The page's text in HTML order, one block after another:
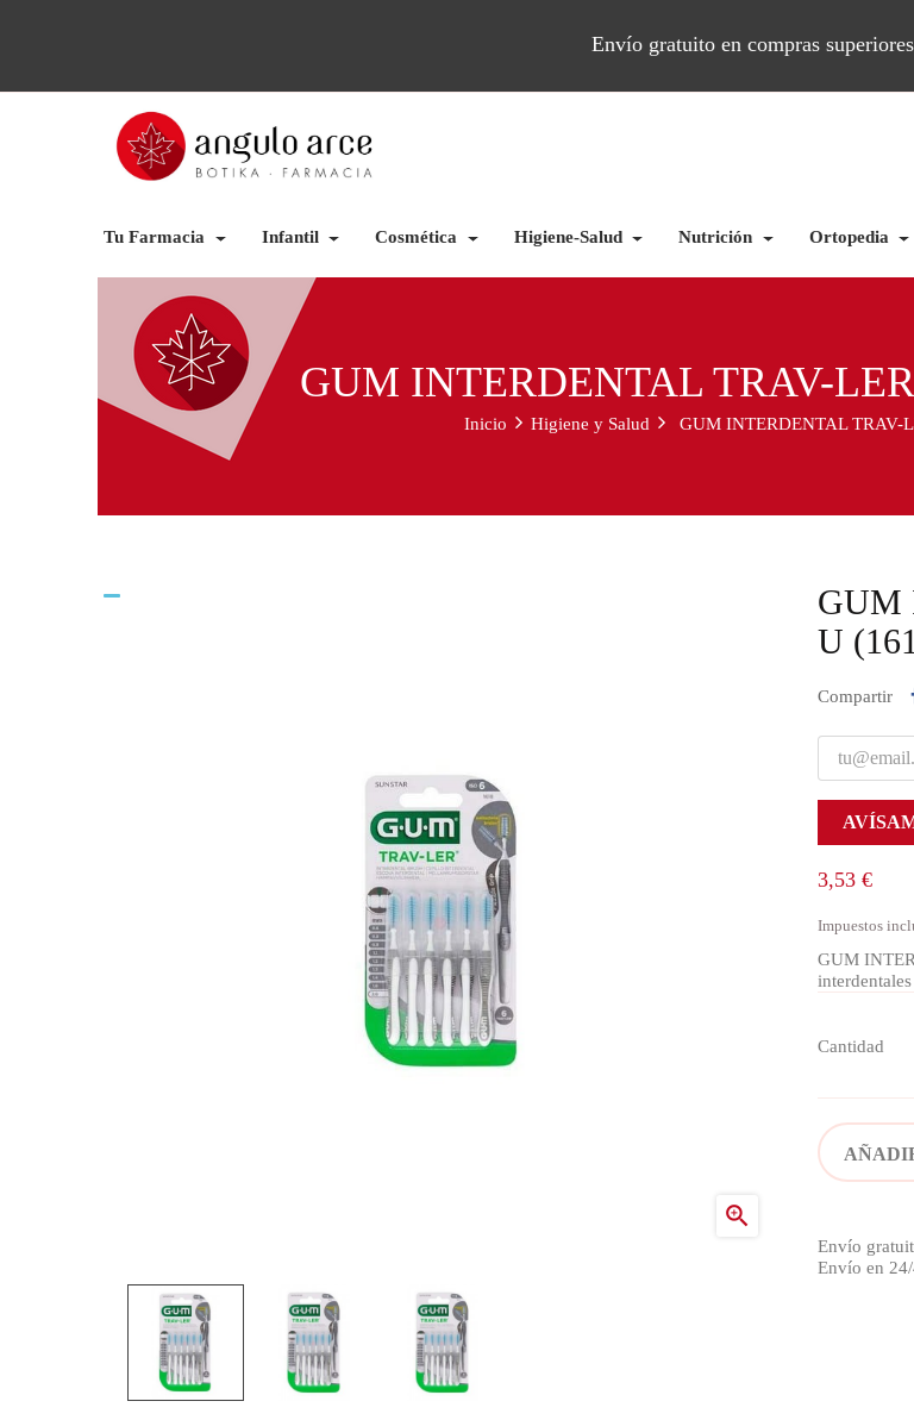
Envío gratuito en compras
Tu Farmacia Infantil Cosmética Higiene-Salud Nutrición Ortopedia
GUM INTERDENTAL TRAV-
Inicio Higiene y Salud GUM INTERDENTAL TRAV-

GUM
U
Compartir
3,53 €
Impuestos
GUM
Cantidad
Envío
Envío en